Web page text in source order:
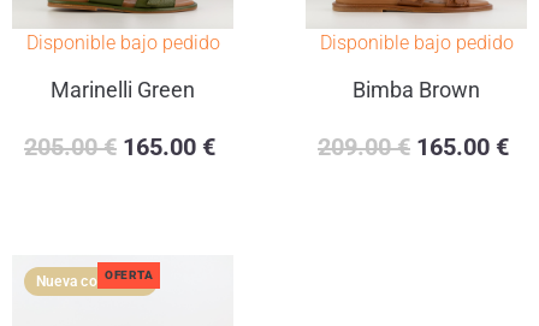
Disponible bajo pedido
Marinelli Green
205.00€ 165.00 €
Disponible bajo pedido
Bimba Brown
209.00€ 165.00 €
OFERTA